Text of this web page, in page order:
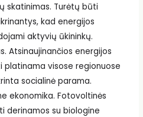
skatinimas. Turėtų būti
kad energijos
aktyvių ūkininkų.
Atsinaujinančios energijos
visose regionuose
socialinė parama.
ekonomika. Fotovoltinės
derinamos su biologine